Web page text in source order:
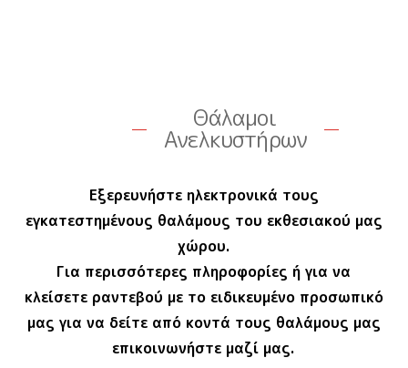
Θάλαμοι
Ανελκυστήρων
Εξερευνήστε ηλεκτρονικά τους
εγκατεστημένους θαλάμους του εκθεσιακού μας
χώρου.
Για περισσότερες πληροφορίες ή για να
κλείσετε ραντεβού με το ειδικευμένο προσωπικό
μας για να δείτε από κοντά τους θαλάμους μας
επικοινωνήστε μαζί μας.